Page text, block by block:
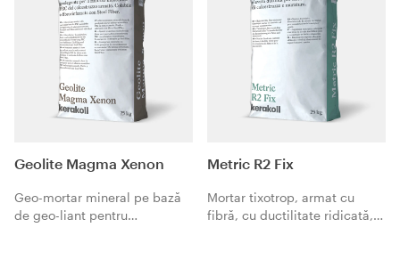
Geolite Magma Xenon
Geo-mortar mineral pe bază
de geo-liant pentru
Metric R2 Fix
Mortar tixotrop, armat cu
fibră, cu ductilitate ridicată,